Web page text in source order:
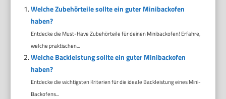
Welche Zubehörteile sollte ein guter Minibackofen
haben?
Entdecke die Must-Have Zubehörteile für deinen Minibackofen! Erfahre,
welche praktischen...
Welche Backleistung sollte ein guter Minibackofen
haben?
Entdecke die wichtigsten Kriterien für die ideale Backleistung eines Mini-
Backofens...